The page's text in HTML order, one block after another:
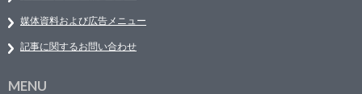
媒体資料および広告メニュー
記事に関するお問い合わせ
MENU